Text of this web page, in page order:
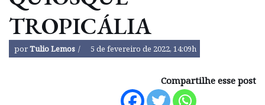
TROPICÁLIA
porTulio Lemos 5 de fevereiro de 2022, 14:09h
Compartilhe esse post